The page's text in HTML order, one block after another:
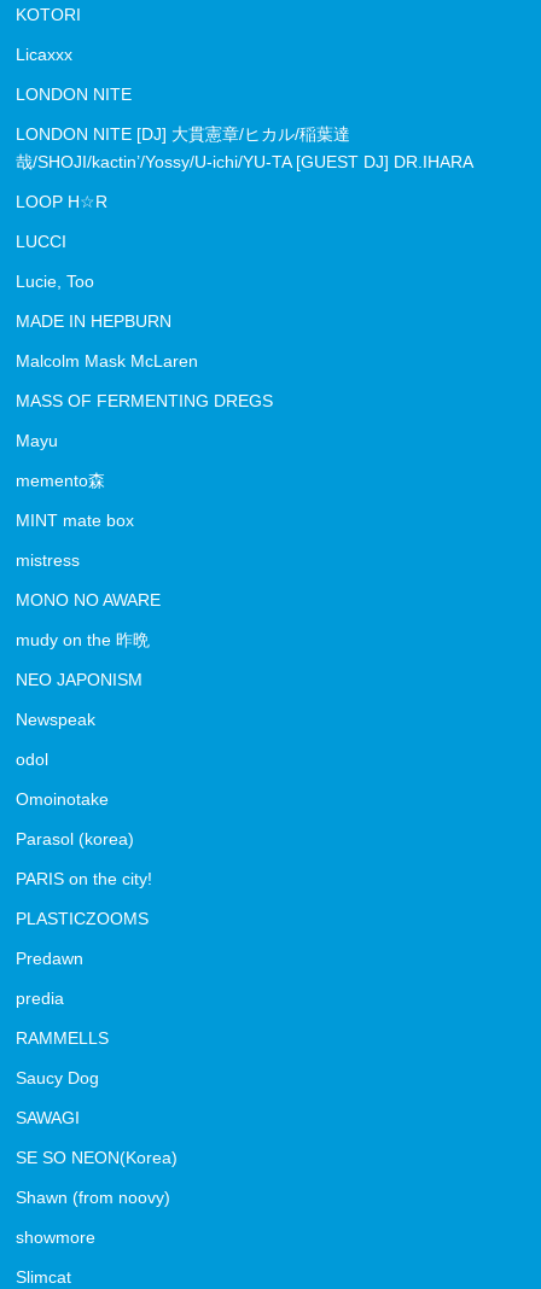
KOTORI
Licaxxx
LONDON NITE
LONDON NITE [DJ] 大貫憲章/ヒカル/稲葉達
哉/SHOJI/kactin’/Yossy/U-ichi/YU-TA [GUEST DJ] DR.IHARA
LOOP H☆R
LUCCI
Lucie, Too
MADE IN HEPBURN
Malcolm Mask McLaren
MASS OF FERMENTING DREGS
Mayu
memento森
MINT mate box
mistress
MONO NO AWARE
mudy on the 昨晩
NEO JAPONISM
Newspeak
odol
Omoinotake
Parasol (korea)
PARIS on the city!
PLASTICZOOMS
Predawn
predia
RAMMELLS
Saucy Dog
SAWAGI
SE SO NEON(Korea)
Shawn (from noovy)
showmore
Slimcat